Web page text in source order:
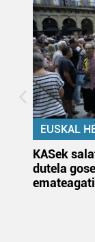
EUSKAL
KASek
dutela